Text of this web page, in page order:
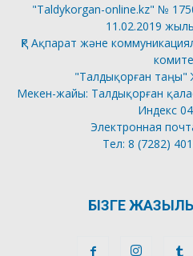
"Taldykorgan-online.kz" №
11.02.2019
ҚР Ақпарат және
"Талдықорған таңы"
Мекен-жайы: Талдықорған
Индекс
Электронная
Тел: 8 (7282)
БІЗГЕ